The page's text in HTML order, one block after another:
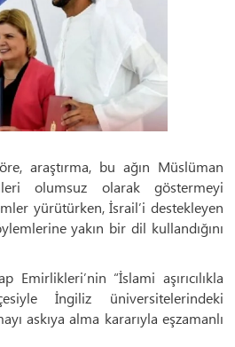
araştırma, bu ağın Müslüman
olumsuz olarak göstermeyi
yürütürken, İsrail’i destekleyen
yakın bir dil kullandığını
Emirlikleri’nin “İslami aşırıcılıkla
İngiliz üniversitelerindeki
askıya alma kararıyla eşzamanlı